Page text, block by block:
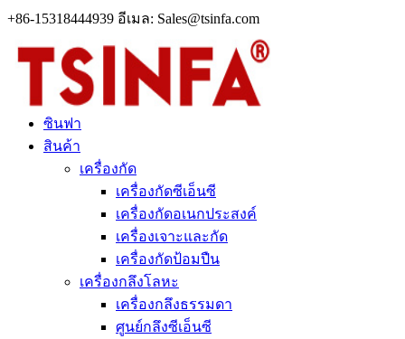
+86-15318444939 อีเมล: Sales@tsinfa.com
ซินฟา
สินค้า
เครื่องกัด
เครื่องกัดซีเอ็นซี
เครื่องกัดอเนกประสงค์
เครื่องเจาะและกัด
เครื่องกัดป้อมปืน
เครื่องกลึงโลหะ
เครื่องกลึงธรรมดา
ศูนย์กลึงซีเอ็นซี